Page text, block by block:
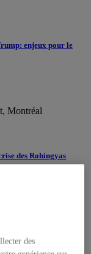
enjeux pour le
Montréal
des Rohingyas
1540 (entrée la
des